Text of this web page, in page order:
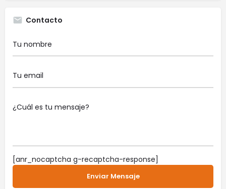
Contacto
[anr_nocaptcha g-recaptcha-response]